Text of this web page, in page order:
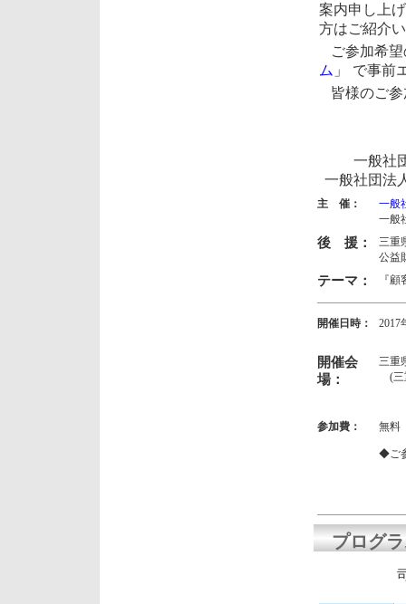
案内申し上
方はご紹介
ご参加希
ム 」
で事前
皆様のご
一般社
一般社団法
主 催：
一般
一般
後 援：
三重
公益
テーマ： 『
開催日時：
2017
開催会
場：
三重
(三
参加費： 無料
◆ご
プログ